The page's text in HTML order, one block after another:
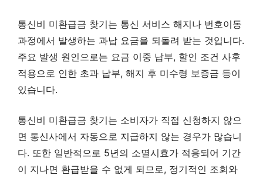
통신비 미환급금 찾기는 통신 서비스 해지나 번호이동
과정에서 발생하는 과납 요금을 되돌려 받는 것입니다.
주요 발생 원인으로는 요금 이중 납부, 할인 조건 사후
적용으로 인한 초과 납부, 해지 후 미수령 보증금 등이
있습니다.
통신비 미환급금 찾기는 소비자가 직접 신청하지 않으
면 통신사에서 자동으로 지급하지 않는 경우가 많습니
다. 또한 일반적으로 5년의 소멸시효가 적용되어 기간
이 지나면 환급받을 수 없게 되므로, 정기적인 조회와